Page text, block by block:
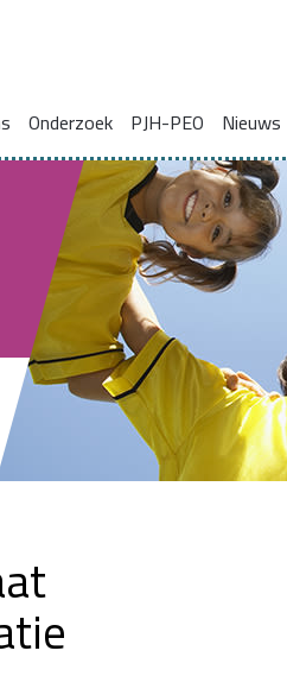
Onderzoek
basis
PJH-PEO Nieuws
Blogs
Zorgcoördinatie voor gezinnen
HBO Skills II